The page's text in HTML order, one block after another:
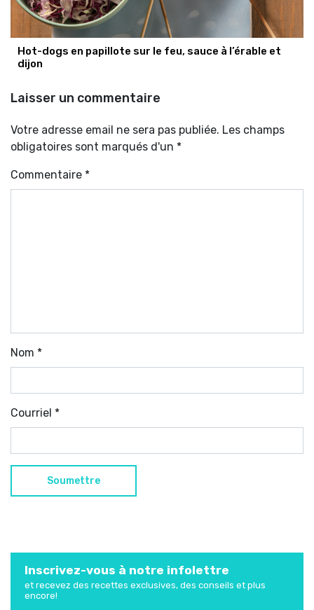
Hot-dogs en papillote sur le feu, sauce à l’érable et
dijon
Laisser un commentaire
Votre adresse email ne sera pas publiée. Les champs
obligatoires sont marqués d'un *
Commentaire *
Nom *
Courriel *
Inscrivez-vous à notre infolettre
et recevez des recettes exclusives, des conseils et plus
encore!